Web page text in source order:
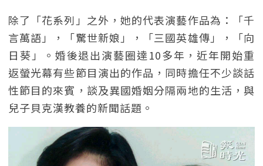
除了「花系列」之外，她的代表演藝作品為：「千
言萬語」，「驚世新娘」，「三國英雄傳」，「向
日葵」。婚後退出演藝圈達10多年，近年開始重
返螢光幕有些節目演出的作品，同時擔任不少談話
性節目的來賓，談及異國婚姻分隔兩地的生活，與
兒子貝克漢教養的新聞話題。